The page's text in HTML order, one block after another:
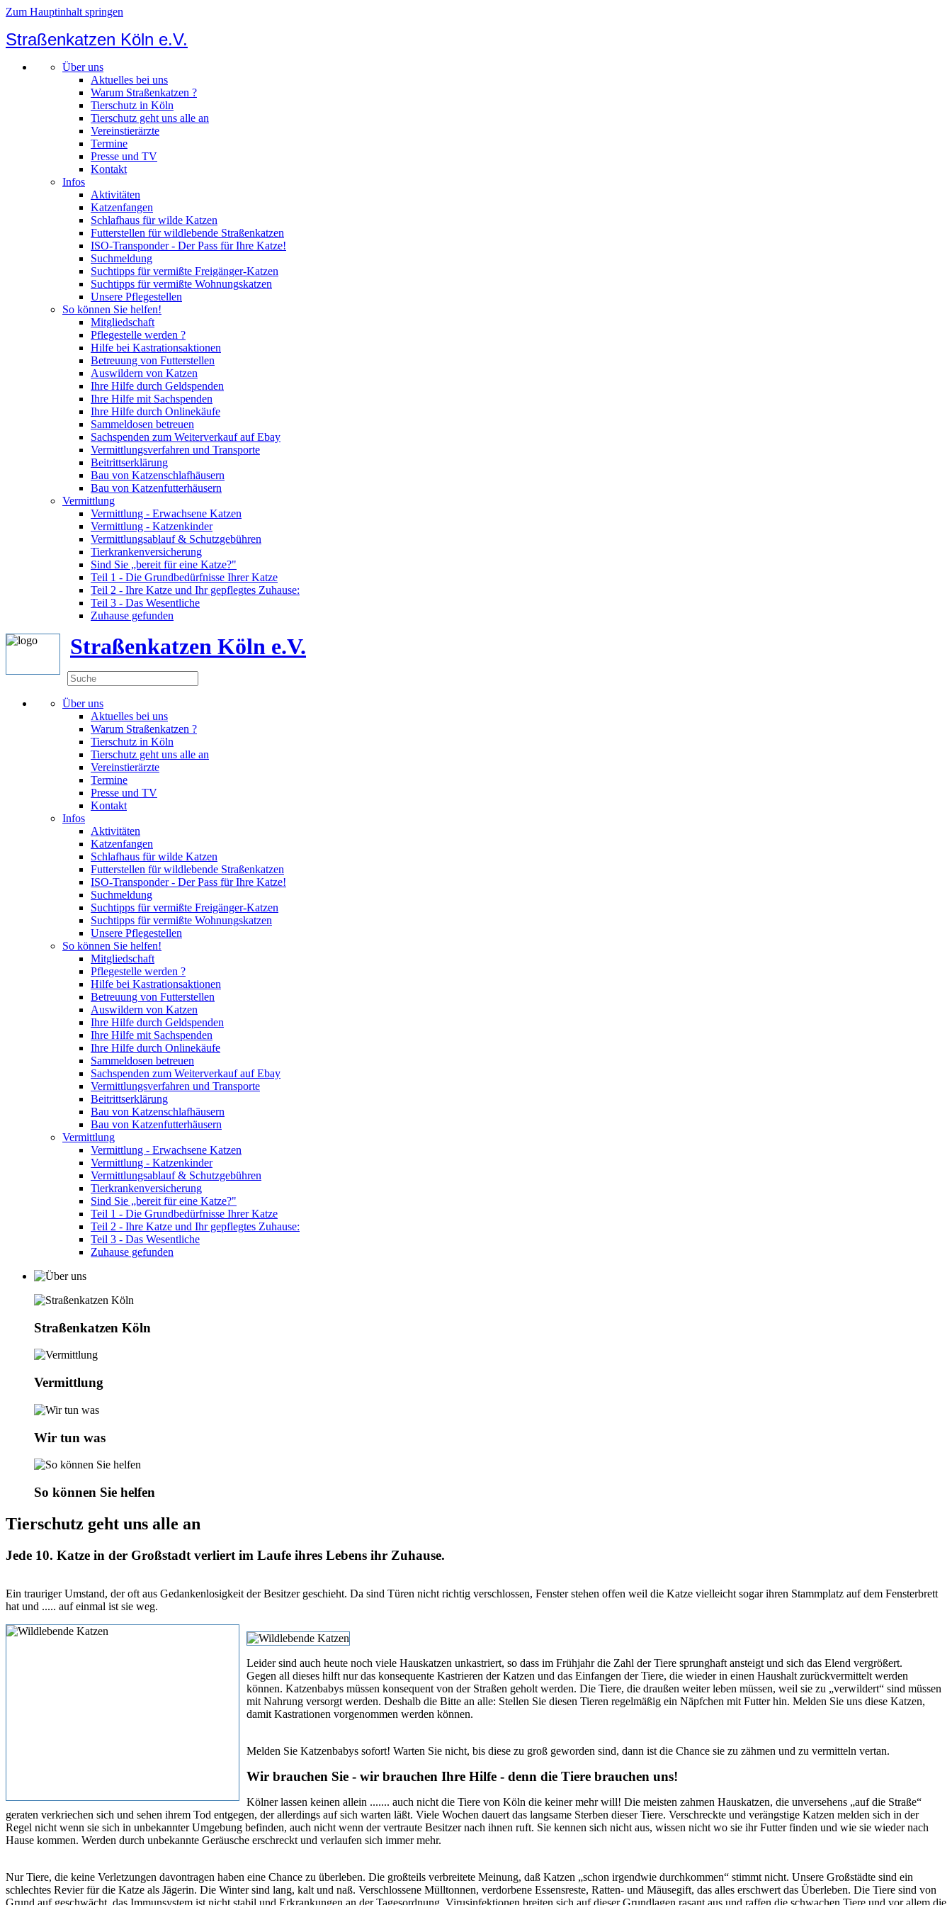
Zum Hauptinhalt springen
Straßenkatzen Köln e.V.
Über uns
Aktuelles bei uns
Warum Straßenkatzen ?
Tierschutz in Köln
Tierschutz geht uns alle an
Vereinstierärzte
Termine
Presse und TV
Kontakt
Infos
Aktivitäten
Katzenfangen
Schlafhaus für wilde Katzen
Futterstellen für wildlebende Straßenkatzen
ISO-Transponder - Der Pass für Ihre Katze!
Suchmeldung
Suchtipps für vermißte Freigänger-Katzen
Suchtipps für vermißte Wohnungskatzen
Unsere Pflegestellen
So können Sie helfen!
Mitgliedschaft
Pflegestelle werden ?
Hilfe bei Kastrationsaktionen
Betreuung von Futterstellen
Auswildern von Katzen
Ihre Hilfe durch Geldspenden
Ihre Hilfe mit Sachspenden
Ihre Hilfe durch Onlinekäufe
Sammeldosen betreuen
Sachspenden zum Weiterverkauf auf Ebay
Vermittlungsverfahren und Transporte
Beitrittserklärung
Bau von Katzenschlafhäusern
Bau von Katzenfutterhäusern
Vermittlung
Vermittlung - Erwachsene Katzen
Vermittlung - Katzenkinder
Vermittlungsablauf & Schutzgebühren
Tierkrankenversicherung
Sind Sie „bereit für eine Katze?"
Teil 1 - Die Grundbedürfnisse Ihrer Katze
Teil 2 - Ihre Katze und Ihr gepflegtes Zuhause:
Teil 3 - Das Wesentliche
Zuhause gefunden
Straßenkatzen Köln e.V.
Über uns
Aktuelles bei uns
Warum Straßenkatzen ?
Tierschutz in Köln
Tierschutz geht uns alle an
Vereinstierärzte
Termine
Presse und TV
Kontakt
Infos
Aktivitäten
Katzenfangen
Schlafhaus für wilde Katzen
Futterstellen für wildlebende Straßenkatzen
ISO-Transponder - Der Pass für Ihre Katze!
Suchmeldung
Suchtipps für vermißte Freigänger-Katzen
Suchtipps für vermißte Wohnungskatzen
Unsere Pflegestellen
So können Sie helfen!
Mitgliedschaft
Pflegestelle werden ?
Hilfe bei Kastrationsaktionen
Betreuung von Futterstellen
Auswildern von Katzen
Ihre Hilfe durch Geldspenden
Ihre Hilfe mit Sachspenden
Ihre Hilfe durch Onlinekäufe
Sammeldosen betreuen
Sachspenden zum Weiterverkauf auf Ebay
Vermittlungsverfahren und Transporte
Beitrittserklärung
Bau von Katzenschlafhäusern
Bau von Katzenfutterhäusern
Vermittlung
Vermittlung - Erwachsene Katzen
Vermittlung - Katzenkinder
Vermittlungsablauf & Schutzgebühren
Tierkrankenversicherung
Sind Sie „bereit für eine Katze?"
Teil 1 - Die Grundbedürfnisse Ihrer Katze
Teil 2 - Ihre Katze und Ihr gepflegtes Zuhause:
Teil 3 - Das Wesentliche
Zuhause gefunden
Straßenkatzen Köln
Vermittlung
Wir tun was
So können Sie helfen
Tierschutz geht uns alle an
Jede 10. Katze in der Großstadt verliert im Laufe ihres Lebens ihr Zuhause.
Ein trauriger Umstand, der oft aus Gedankenlosigkeit der Besitzer geschieht. Da sind Türen nicht richtig verschlossen, Fenster stehen offen weil die Katze vielleicht sogar ihren Stammplatz auf dem Fensterbrett
hat und ..... auf einmal ist sie weg.
Leider sind auch heute noch viele Hauskatzen unkastriert, so dass im Frühjahr die Zahl der Tiere sprunghaft ansteigt und sich das Elend vergrößert.
Gegen all dieses hilft nur das konsequente Kastrieren der Katzen und das Einfangen der Tiere, die wieder in einen Haushalt zurückvermittelt werden
können. Katzenbabys müssen konsequent von der Straßen geholt werden. Die Tiere, die draußen weiter leben müssen, weil sie zu „verwildert“ sind müssen
mit Nahrung versorgt werden. Deshalb die Bitte an alle: Stellen Sie diesen Tieren regelmäßig ein Näpfchen mit Futter hin. Melden Sie uns diese Katzen,
damit Kastrationen vorgenommen werden können.
Melden Sie Katzenbabys sofort! Warten Sie nicht, bis diese zu groß geworden sind, dann ist die Chance sie zu zähmen und zu vermitteln vertan.
Wir brauchen Sie - wir brauchen Ihre Hilfe - denn die Tiere brauchen uns!
Kölner lassen keinen allein ....... auch nicht die Tiere von Köln die keiner mehr will! Die meisten zahmen Hauskatzen, die unversehens „auf die Straße“
geraten verkriechen sich und sehen ihrem Tod entgegen, der allerdings auf sich warten läßt. Viele Wochen dauert das langsame Sterben dieser Tiere. Verschreckte und verängstige Katzen melden sich in der
Regel nicht wenn sie sich in unbekannter Umgebung befinden, auch nicht wenn der vertraute Besitzer nach ihnen ruft. Sie kennen sich nicht aus, wissen nicht wo sie ihr Futter finden und wie sie wieder nach
Hause kommen. Werden durch unbekannte Geräusche erschreckt und verlaufen sich immer mehr.
Nur Tiere, die keine Verletzungen davontragen haben eine Chance zu überleben. Die großteils verbreitete Meinung, daß Katzen „schon irgendwie durchkommen“ stimmt nicht. Unsere Großstädte sind ein
schlechtes Revier für die Katze als Jägerin. Die Winter sind lang, kalt und naß. Verschlossene Mülltonnen, verdorbene Essensreste, Ratten- und Mäusegift, das alles erschwert das Überleben. Die Tiere sind von
Grund auf geschwächt, das Immunsystem ist nicht stabil und Erkrankungen an der Tagesordnung. Virusinfektionen breiten sich auf dieser Grundlagen rasant aus und raffen die schwachen Tiere und vor allem die